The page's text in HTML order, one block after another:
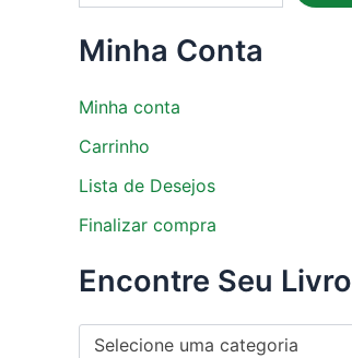
Minha Conta
Minha conta
Carrinho
Lista de Desejos
Finalizar compra
Encontre Seu Livro
Selecione uma categoria
c
g
o
r
a